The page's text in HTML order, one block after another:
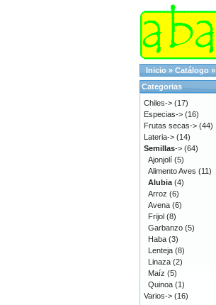
Inicio » Catálogo »
Categorias
Chiles-> (17)
Especias-> (16)
Frutas secas-> (44)
Lateria-> (14)
Semillas-> (64)
Ajonjolí (5)
Alimento Aves (11)
Alubia (4)
Arroz (6)
Avena (6)
Frijol (8)
Garbanzo (5)
Haba (3)
Lenteja (8)
Linaza (2)
Maíz (5)
Quinoa (1)
Varios-> (16)